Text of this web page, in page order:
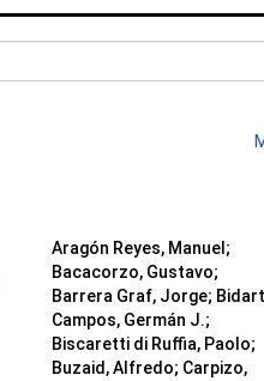
Aragón Reyes, Manuel;
Bacacorzo, Gustavo;
Barrera Graf, Jorge; Bidart
Campos, Germán J.;
Biscaretti di Ruffia, Paolo;
Buzaid, Alfredo; Carpizo,